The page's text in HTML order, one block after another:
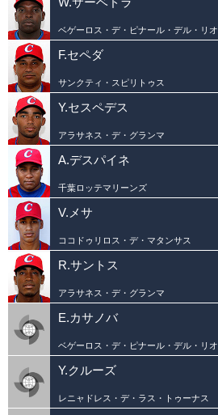
ベゲーロス・デ・ピナール・デル・リオ
F.セペダ
サンクティ・スピリトゥス
Y.セスペデス
アラサネス・デ・グランマ
A.デスパイネ
千葉ロッテマリーンズ
V.メサ
ココドゥリロス・デ・マタンサス
R.サントス
アラサネス・デ・グランマ
E.カサノバ
ベゲーロス・デ・ピナール・デル・リオ
Y.クルーズ
レニャドレス・デ・ラス・トゥーナス